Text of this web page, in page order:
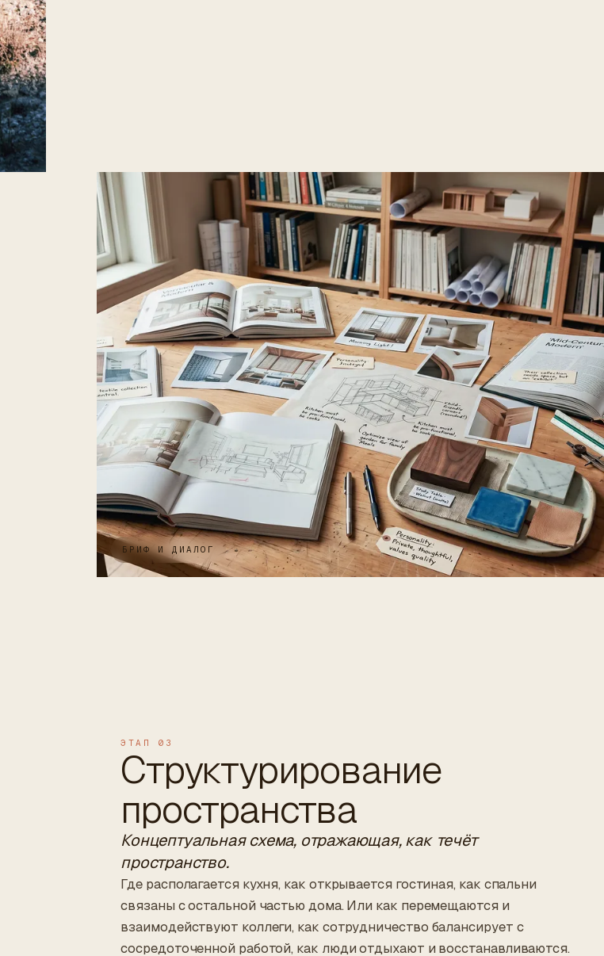
БРИФ И ДИАЛОГ
ЭТАП 03
Структурирование
пространства
Концептуальная схема, отражающая, как течёт
пространство.
Где располагается кухня, как открывается гостиная, как спальни
связаны с остальной частью дома. Или как перемещаются и
взаимодействуют коллеги, как сотрудничество балансирует с
сосредоточенной работой, как люди отдыхают и восстанавливаются.